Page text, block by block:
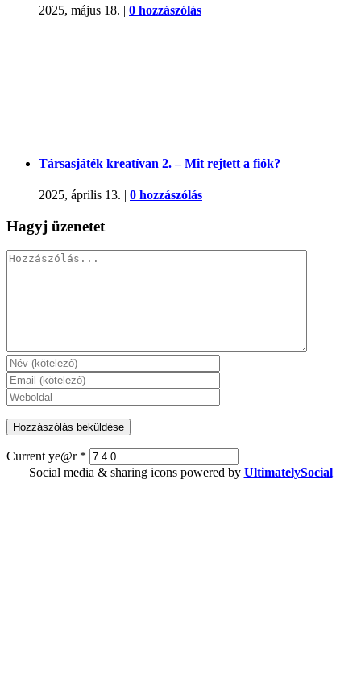
2025, május 18. | 0 hozzászólás
Társasjáték kreatívan 2. – Mit rejtett a fiók?
2025, április 13. | 0 hozzászólás
Hagyj üzenetet
Hozzászólás
Current ye@r *
Social media & sharing icons powered by UltimatelySocial